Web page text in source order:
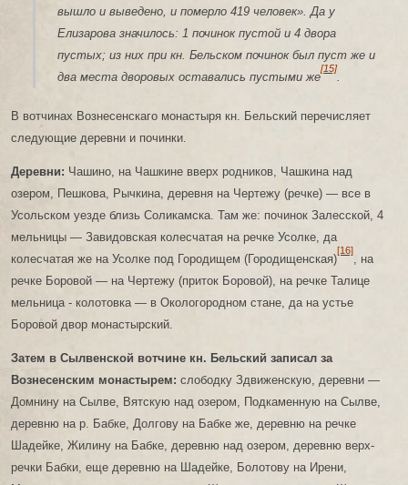
вышло и выведено, и померло 419 человек». Да у
Елизарова значилось: 1 починок пустой и 4 двора
пустых; из них при кн. Бельском починок был пуст же и
два места дворовых оставались пустыми же
[15]
.
В вотчинах Вознесенскаго монастыря кн. Бельский перечисляет
следующие деревни и починки.
Деревни: Чашино, на Чашкине вверх родников, Чашкина над
озером, Пешкова, Рычкина, деревня на Чертежу (речке) — все в
Усольском уезде близь Соликамска. Там же: починок Залесской, 4
мельницы — Завидовская колесчатая на речке Усолке, да
колесчатая же на Усолке под Городищем (Городищенская)
[16]
, на
речке Боровой — на Чертежу (приток Боровой), на речке Талице
мельница - колотовка — в Окологородном стане, да на устье
Боровой двор монастырский.
Затем в Сылвенской вотчине кн. Бельский записал за
Вознесенским монастырем: слободку Здвиженскую, деревни —
Домнину на Сылве, Вятскую над озером, Подкаменную на Сылве,
деревню на р. Бабке, Долгову на Бабке же, деревню на речке
Шадейке, Жилину на Бабке, деревню над озером, деревню верх-
речки Бабки, еще деревню на Шадейке, Болотову на Ирени,